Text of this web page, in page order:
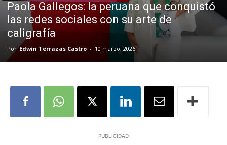
Paola Gallegos: la peruana que conquistó
las redes sociales con su arte de
caligrafía
Por Edwin Terrazas Castro - 10 marzo, 2026
PUBLICIDAD